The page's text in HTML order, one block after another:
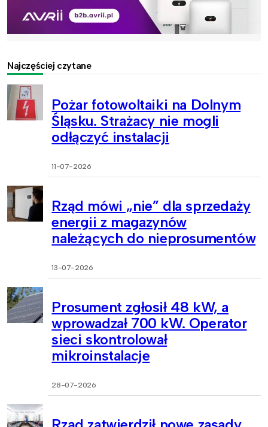
Najczęściej czytane
Pożar fotowoltaiki na Dolnym
Śląsku. Strażacy nie mogli
odłączyć instalacji
11-07-2026
Rząd mówi „nie” dla sprzedaży
energii z magazynów
należących do nieprosumentów
13-07-2026
Prosument zgłosił 48 kW, a
wprowadzał 700 kW. Operator
sieci skontrolował
mikroinstalacje
28-07-2026